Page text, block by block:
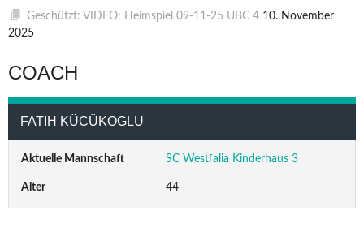
Geschützt: VIDEO: Heimspiel 09-11-25 UBC 4 10. November
2025
COACH
FATIH KÜCÜKOGLU
Aktuelle Mannschaft SC Westfalia Kinderhaus 3
Alter 44